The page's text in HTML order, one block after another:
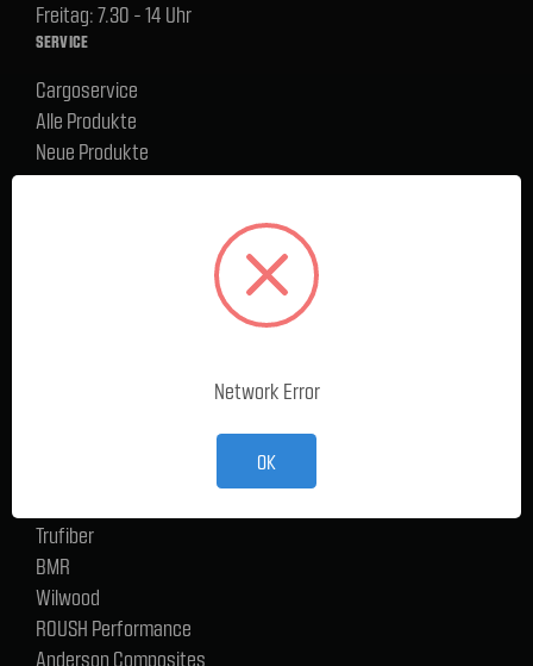
Freitag: 7.30 - 14 Uhr
SERVICE
Cargoservice
Alle Produkte
Neue Produkte
%Sale
Versand und Zahlungsbedingungen
Ford Performance Racing Parts
Trufiber
BMR
Wilwood
ROUSH Performance
Anderson Composites
Network Error
OK